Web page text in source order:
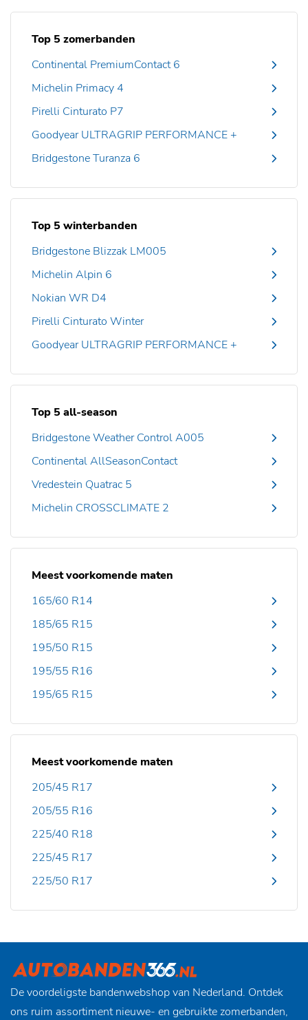
Top 5 zomerbanden
Continental PremiumContact 6
Michelin Primacy 4
Pirelli Cinturato P7
Goodyear ULTRAGRIP PERFORMANCE +
Bridgestone Turanza 6
Top 5 winterbanden
Bridgestone Blizzak LM005
Michelin Alpin 6
Nokian WR D4
Pirelli Cinturato Winter
Goodyear ULTRAGRIP PERFORMANCE +
Top 5 all-season
Bridgestone Weather Control A005
Continental AllSeasonContact
Vredestein Quatrac 5
Michelin CROSSCLIMATE 2
Meest voorkomende maten
165/60 R14
185/65 R15
195/50 R15
195/55 R16
195/65 R15
Meest voorkomende maten
205/45 R17
205/55 R16
225/40 R18
225/45 R17
225/50 R17
De voordeligste bandenwebshop van Nederland. Ontdek
ons ruim assortiment nieuwe- en gebruikte zomerbanden,